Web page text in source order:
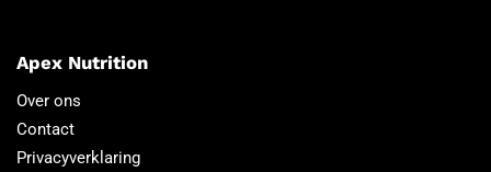
Apex Nutrition
Over ons
Contact
Privacyverklaring